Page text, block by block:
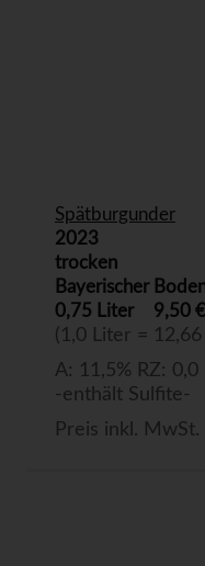
Spätburgunder
2023
trocken
Bayerischer
0,75 Liter
9,50 €
(1,0 Liter = 12,66
A: 11,5% RZ:
-enthält Sulfite-
Preis inkl. MwSt.